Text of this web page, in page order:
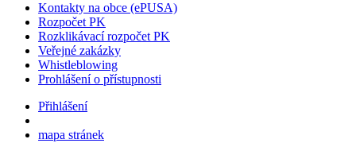
Kontakty na obce (ePUSA)
Rozpočet PK
Rozklikávací rozpočet PK
Veřejné zakázky
Whistleblowing
Prohlášení o přístupnosti
Přihlášení
mapa stránek